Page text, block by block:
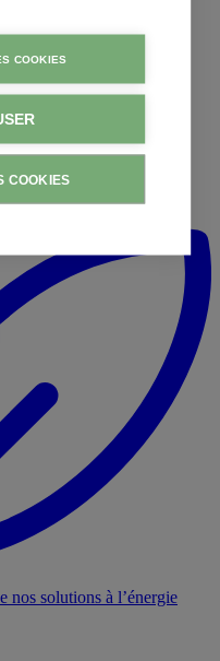
COOKIES
COOKIES
nos solutions à l’énergie